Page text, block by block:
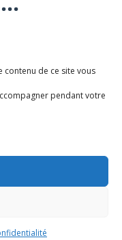
contenu de ce site vous
pendant votre
Martin